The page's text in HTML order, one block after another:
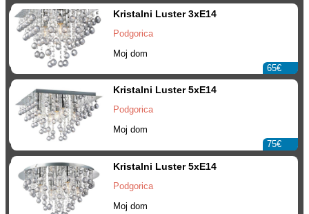
Kristalni Luster 3xE14
Podgorica
Moj dom
65€
Kristalni Luster 5xE14
Podgorica
Moj dom
75€
Kristalni Luster 5xE14
Podgorica
Moj dom